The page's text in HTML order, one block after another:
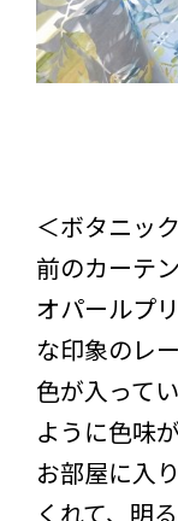
＜ボタニッ
前のカーテ
オパールプ
な印象のレ
色が入って
ように色味
お部屋に入
くれて、明